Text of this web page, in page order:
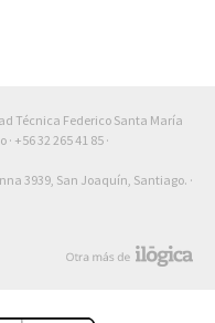
Técnica Federico Santa María
· +56 32 265 41 85 ·
3939, San Joaquín, Santiago. ·